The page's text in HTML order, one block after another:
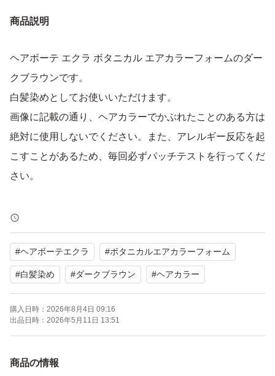
商品説明
ヘアボーテ エクラ ボタニカル エアカラーフォームのダー
クブラウンです。
白髪染めとしてお使いいただけます。
画像に記載の通り、ヘアカラーでかぶれたことのある方は
絶対に使用しないでください。また、アレルギー反応を起
こすことがあるため、毎回必ずパッチテストを行ってくだ
さい。
【ブランド】HAIR BEAUTE ECLAT
【商品名】ボタニカル エアカラーフォーム
【カラー】ダークブラウン
【商品の状態】未使用
よろしくお願いいたします。
#ヘアボーテエクラ #ボタニカルエアカラーフォーム
#白髪染め #ダークブラウン #ヘアカラー
購入日時： 2026年8月4日 09:16
出品日時： 2026年5月11日 13:51
商品の情報